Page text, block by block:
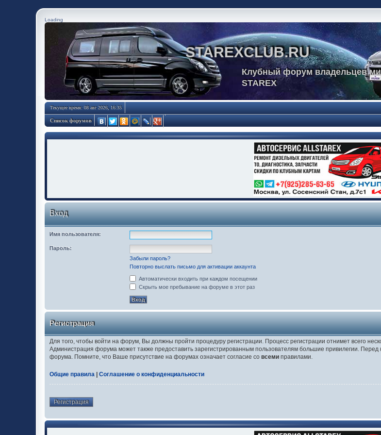
Loading
STAREXCLUB.RU
Клубный форум владельцев
STAREX
Текущее время: 08 авг 2026, 16:35
Список форумов
Вход
Имя пользователя:
Пароль:
Забыли пароль?
Повторно выслать письмо для активации аккаунта
Автоматически входить при каждом посещении
Скрыть мое пребывание на форуме в этот раз
Регистрация
Для того, чтобы войти на форум, Вы должны пройти процедуру регистрации. Процесс регистрации отнимет всего
Администрация форума может также предоставить зарегистрированным пользователям большие привилегии.
форума. Помните, что Ваше присутствие на форумах означает согласие со всеми правилами.
Общие правила Соглашение о конфиденциальности
Регистрация